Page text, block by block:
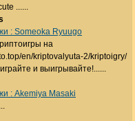
......
: Someoka Ryuugo
на
en/kriptovalyuta-2/kriptoigry/
и выигрывайте!......
: Akemiya Masaki